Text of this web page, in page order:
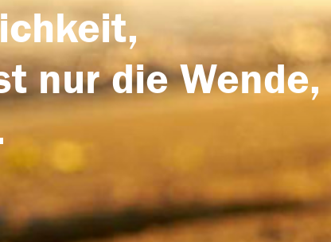
nur die